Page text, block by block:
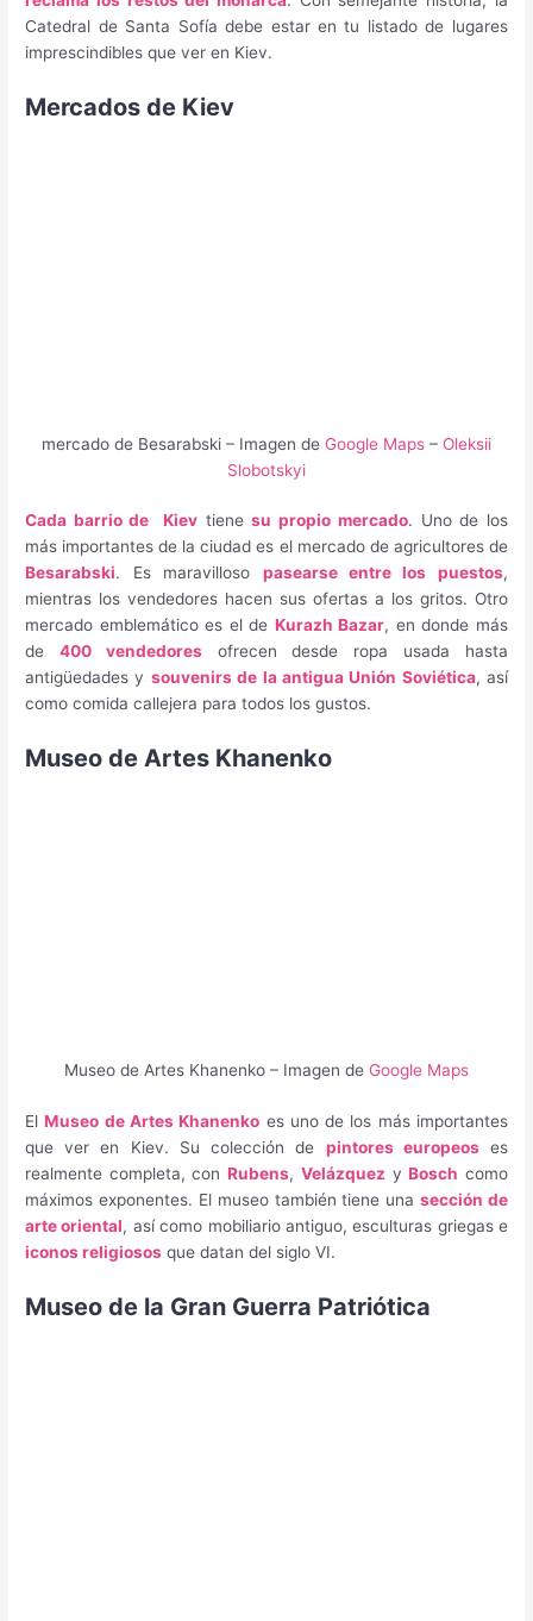
Catedral de Santa Sofía debe estar en tu listado de lugares
imprescindibles que ver en Kiev.
Mercados de Kiev
mercado de Besarabski – Imagen de Google Maps – Oleksii
Slobotskyi
Cada barrio de Kievtienesu propio mercado. Uno de los
más importantes de la ciudad es el mercado de agricultores de
Besarabski. Es maravilloso pasearse entre los puestos,
mientras los vendedores hacen sus ofertas a los gritos. Otro
mercado emblemático es el de Kurazh Bazar, en donde más
de 400 vendedoresofrecen desde ropa usada hasta
antigüedades y souvenirs de la antigua Unión Soviética, así
como comida callejera para todos los gustos.
Museo de Artes Khanenko
Museo de Artes Khanenko – Imagen de Google Maps
ElMuseo de Artes Khanenko es uno de los más importantes
que ver en Kiev. Su colección de pintores europeoses
realmente completa, conRubens, Velázquez yBosch como
máximos exponentes. El museo también tiene unasección de
arte oriental, así como mobiliario antiguo, esculturas griegas e
iconos religiosos que datan del siglo VI.
Museo de la Gran Guerra Patriótica